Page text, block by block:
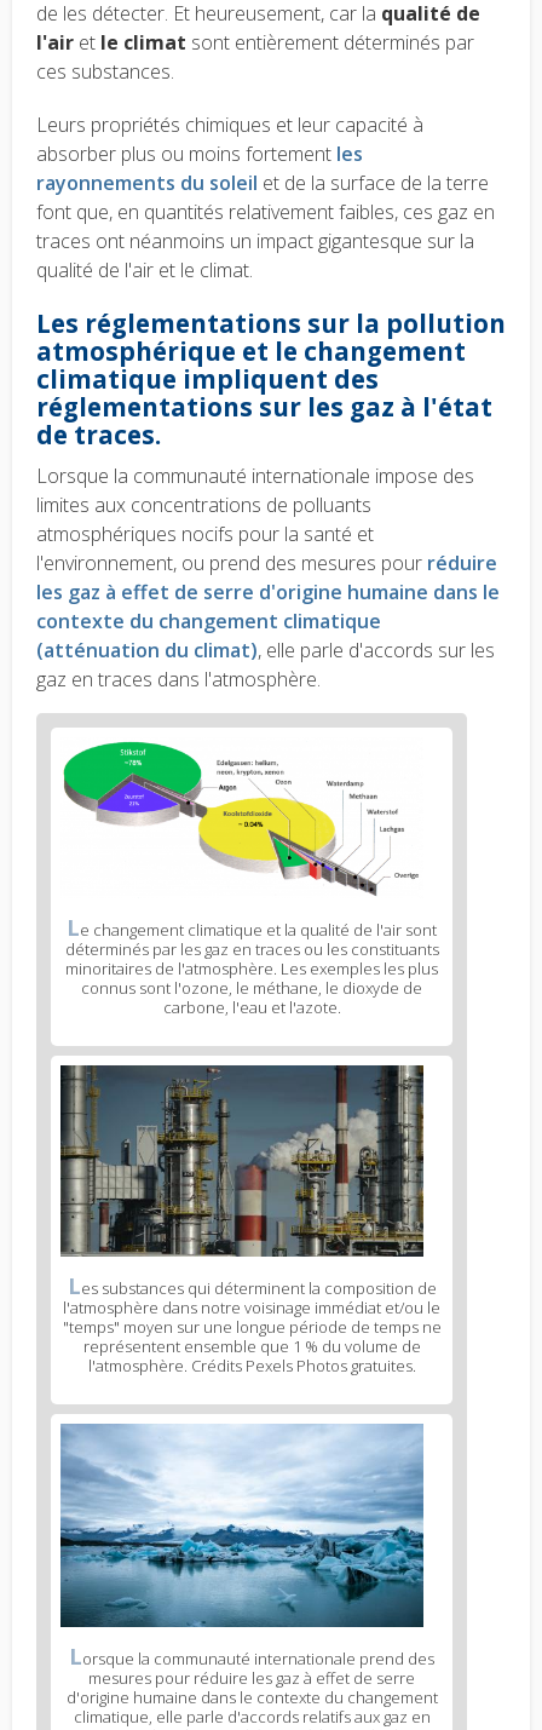
de les détecter. Et heureusement, car la qualité de
l'air et le climat sont entièrement déterminés par
ces substances.
Leurs propriétés chimiques et leur capacité à
absorber plus ou moins fortement les
rayonnements du soleil et de la surface de la terre
font que, en quantités relativement faibles, ces gaz en
traces ont néanmoins un impact gigantesque sur la
qualité de l'air et le climat.
Les réglementations sur la pollution
atmosphérique et le changement
climatique impliquent des
réglementations sur les gaz à l'état
de traces.
Lorsque la communauté internationale impose des
limites aux concentrations de polluants
atmosphériques nocifs pour la santé et
l'environnement, ou prend des mesures pour réduire
les gaz à effet de serre d'origine humaine dans le
contexte du changement climatique
(atténuation du climat), elle parle d'accords sur les
gaz en traces dans l'atmosphère.
Le changement climatique et la qualité de l'air sont
déterminés par les gaz en traces ou les constituants
minoritaires de l'atmosphère. Les exemples les plus
connus sont l'ozone, le méthane, le dioxyde de
carbone, l'eau et l'azote.
Les substances qui déterminent la composition de
l'atmosphère dans notre voisinage immédiat et/ou le
"temps" moyen sur une longue période de temps ne
représentent ensemble que 1 % du volume de
l'atmosphère. Crédits Pexels Photos gratuites.
Lorsque la communauté internationale prend des
mesures pour réduire les gaz à effet de serre
d'origine humaine dans le contexte du changement
climatique, elle parle d'accords relatifs aux gaz en